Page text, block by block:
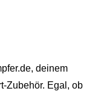
deinem
Zubehör. Egal, ob